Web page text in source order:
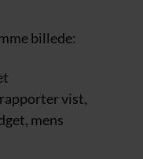
billede:
vist,
mens